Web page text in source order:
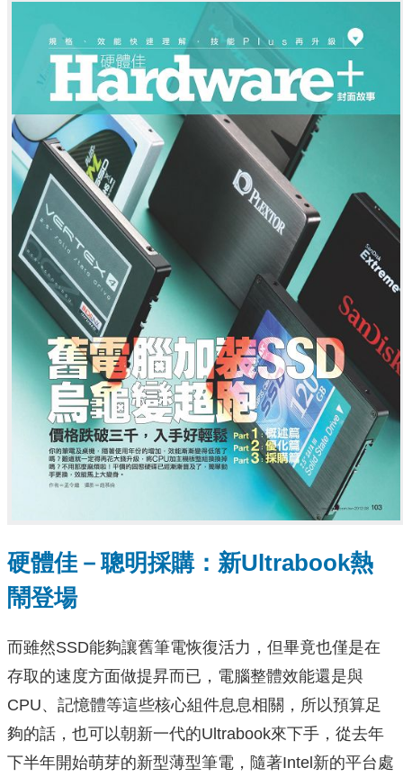
硬體佳－聰明採購：新Ultrabook熱
鬧登場
而雖然SSD能夠讓舊筆電恢復活力，但畢竟也僅是在
存取的速度方面做提昇而已，電腦整體效能還是與
CPU、記憶體等這些核心組件息息相關，所以預算足
夠的話，也可以朝新一代的Ultrabook來下手，從去年
下半年開始萌芽的新型薄型筆電，隨著Intel新的平台處